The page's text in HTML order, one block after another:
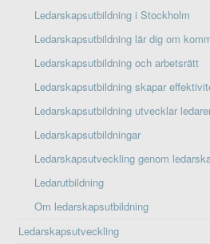
Ledarskapsutbildning i Stockholm
Ledarskapsutbildning lär dig om
Ledarskapsutbildning och arbetsrätt
Ledarskapsutbildning skapar
Ledarskapsutbildning utvecklar
Ledarskapsutbildningar
Ledarskapsutveckling genom
Ledarutbildning
Om ledarskapsutbildning
Ledarskapsutveckling